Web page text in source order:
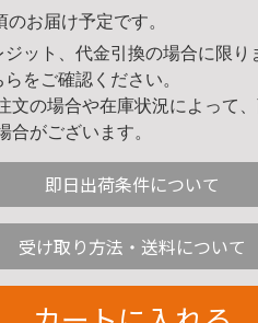
お届け予定です。
ット、代金引換の場合に限り
ら をご確認ください。
文の場合や在庫状況によって
合がございます。
即日出荷条件について
受け取り方法・送料について